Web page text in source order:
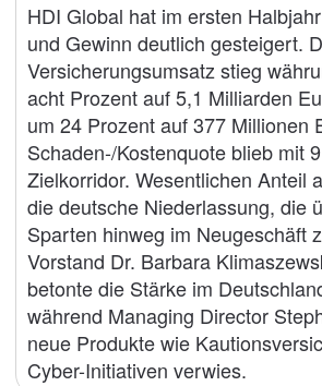
HDI Global hat im ersten
und Gewinn deutlich gesteigert.
Versicherungsumsatz stieg
acht Prozent auf 5,1 Milliarden
um 24 Prozent auf 377 Millionen
Schaden-/Kostenquote blieb mit
Zielkorridor. Wesentlichen Anteil
die deutsche Niederlassung, die
Sparten hinweg im Neugeschäft
Vorstand Dr. Barbara
betonte die Stärke im
während Managing Director
neue Produkte wie
Cyber-Initiativen verwies.